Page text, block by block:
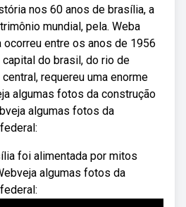
nos 60 anos de brasília, a
mundial, pela. Weba
entre os anos de 1956
capital do brasil, do rio de
requereu uma enorme
algumas fotos da construção
algumas fotos da
foi alimentada por mitos
algumas fotos da